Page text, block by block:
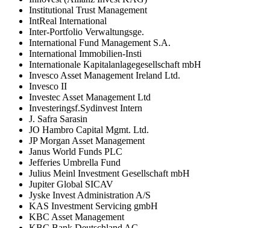
Institutional Trust Management
IntReal International
Inter-Portfolio Verwaltungsge.
International Fund Management S.A.
International Immobilien-Insti
Internationale Kapitalanlagegesellschaft mbH
Invesco Asset Management Ireland Ltd.
Invesco II
Investec Asset Management Ltd
Investeringsf.Sydinvest Intern
J. Safra Sarasin
JO Hambro Capital Mgmt. Ltd.
JP Morgan Asset Management
Janus World Funds PLC
Jefferies Umbrella Fund
Julius Meinl Investment Gesellschaft mbH
Jupiter Global SICAV
Jyske Invest Administration A/S
KAS Investment Servicing gmbH
KBC Asset Management